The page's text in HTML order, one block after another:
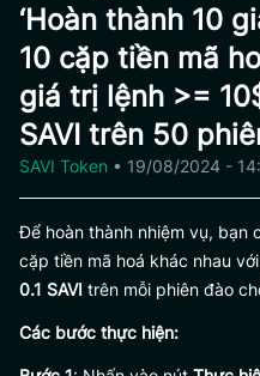
‘Hoàn thành 10
10 cặp tiền mã
giá trị lệnh >=
SAVI trên 50
SAVI Token • 19/08/2024 -
Để hoàn thành nhiệm vụ, bạn
cặp tiền mã hoá khác nhau với
0.1 SAVI trên mỗi phiên đào
Các bước thực hiện: